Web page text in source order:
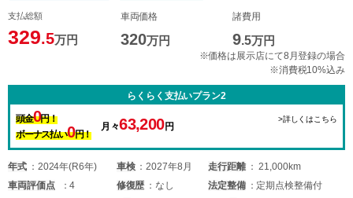
支払総額
329.5万円
車両価格
320万円
諸費用
9.5万円
※価格は展示店にて8月登録の場合
※消費税10%込み
らくらく支払いプラン2
頭金0円！
ボーナス払い0円！
月々63,200円
>詳しくはこちら
年式 2024年(R6年) 車検 2027年8月 走行距離
21,000km
車両評価点 4 修復歴 なし 法定整備
定期点検整備付